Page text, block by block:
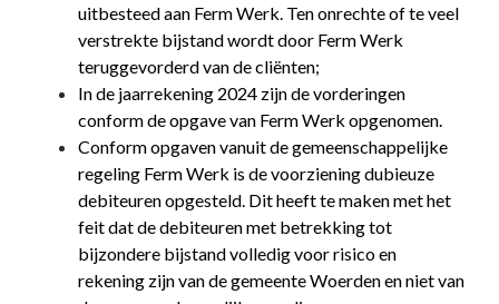
uitbesteed aan Ferm Werk. Ten onrechte of te veel
verstrekte bijstand wordt door Ferm Werk
teruggevorderd van de cliënten;
In de jaarrekening 2024 zijn de vorderingen
conform de opgave van Ferm Werk opgenomen.
Conform opgaven vanuit de gemeenschappelijke
regeling Ferm Werk is de voorziening dubieuze
debiteuren opgesteld. Dit heeft te maken met het
feit dat de debiteuren met betrekking tot
bijzondere bijstand volledig voor risico en
rekening zijn van de gemeente Woerden en niet van